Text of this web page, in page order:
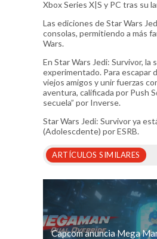
Xbox Series X|S y PC tras su
Las ediciones de Star Wars
consolas, permitiendo a más
Wars.
En Star Wars Jedi: Survivor,
experimentado. Para escapar
viejos amigos y unir fuerzas
aventura, calificada por Push
secuela” por Inverse.
Star Wars Jedi: Survivor ya
(Adolescdente) por ESRB.
ARTÍCULOS SIMILARES
Capcom anuncia Mega